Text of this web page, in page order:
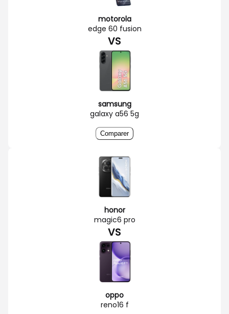
motorola
edge 60 fusion
VS
samsung
galaxy a56 5g
Comparer
honor
magic6 pro
VS
oppo
reno16 f